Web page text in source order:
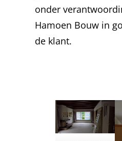
onder
Hamoen Bouw in
de klant.